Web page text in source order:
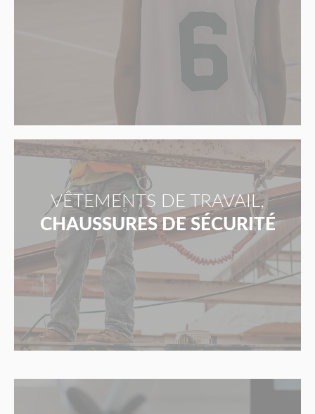
VÊTEMENTS DE TRAVAIL,
CHAUSSURES DE SÉCURITÉ